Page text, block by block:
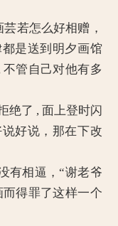
若怎么好相赠，
是送到明夕画馆
管自己对他有多
了 , 面上登时闪
好说，那在下改
相逼，“谢老爷
得罪了这样一个